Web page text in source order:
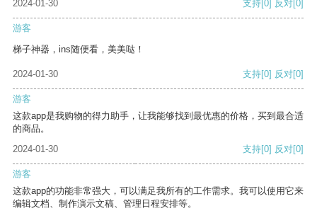
2024-01-30 支持 [0] 反对 [0]
游客
梯子神器，ins随便看，美美哒！
2024-01-30 支持[0] 反对[0]
游客
这款app是我购物的得力助手，让我能够找到最优惠的价格，买到最合适
的商品。
2024-01-30
支持[0] 反对[0]
游客
这款app的功能非常强大，可以满足我所有的工作需求。我可以使用它来
编辑文档、制作演示文稿、管理日程安排等。